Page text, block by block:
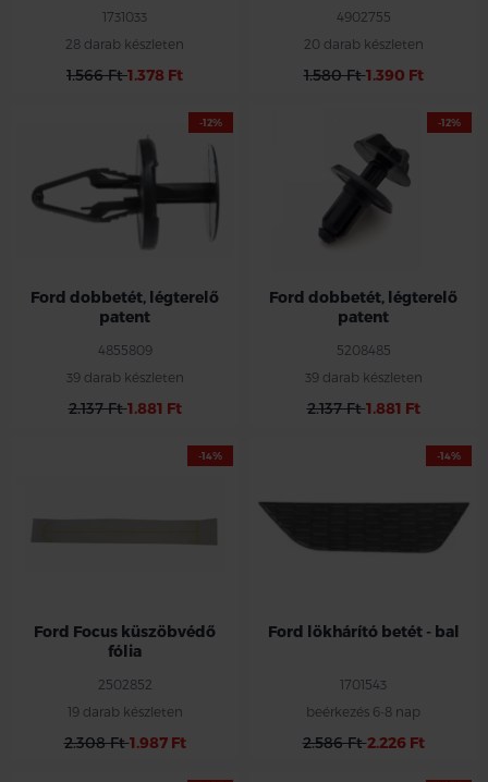
1731033
28 darab készleten
1.566 Ft1.378 Ft
4902755
20 darab készleten
1.580 Ft1.390 Ft
-12%
Ford dobbetét, légterelő
patent
4855809
39 darab készleten
2.137 Ft1.881 Ft
-12%
Ford dobbetét, légterelő
patent
5208485
39 darab készleten
2.137 Ft1.881 Ft
-14%
Ford Focus küszöbvédő
fólia
2502852
19 darab készleten
2.308 Ft1.987 Ft
-14%
Ford lökhárító betét - bal
1701543
beérkezés 6-8 nap
2.586 Ft2.226 Ft